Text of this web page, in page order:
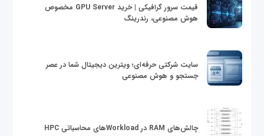
قیمت سرور گرافیکی | خرید GPU Server مخصوص
هوش مصنوعی، رندرینگ
سایت شرکتی حرفه‌ای؛ ویترین دیجیتال شما در عصر
جستجو و هوش مصنوعی
چالش‌های RAM در Workloadهای محاسباتی HPC